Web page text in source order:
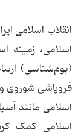
انقلاب اسلامی
اسلامی، زمینه
(بوم‌شناسی)
فروپاشی شوروی و
اسلامی مانند
اسلامی کمک